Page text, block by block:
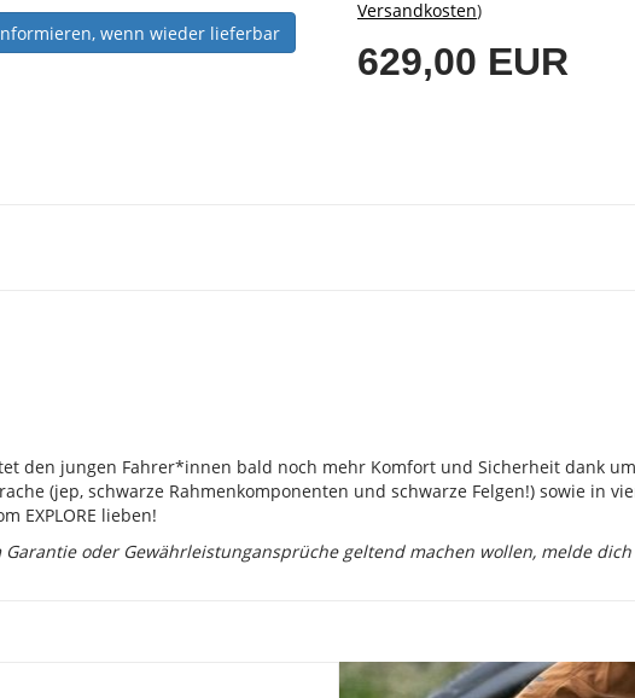
wenn wieder lieferbar
Versandkosten)
629,00 EUR
den jungen Fahrer*innen bald noch mehr Komfort und Sicherheit dank
(jep, schwarze Rahmenkomponenten und schwarze Felgen!) sowie in
EXPLORE lieben!
oder Gewährleistungansprüche geltend machen wollen, melde